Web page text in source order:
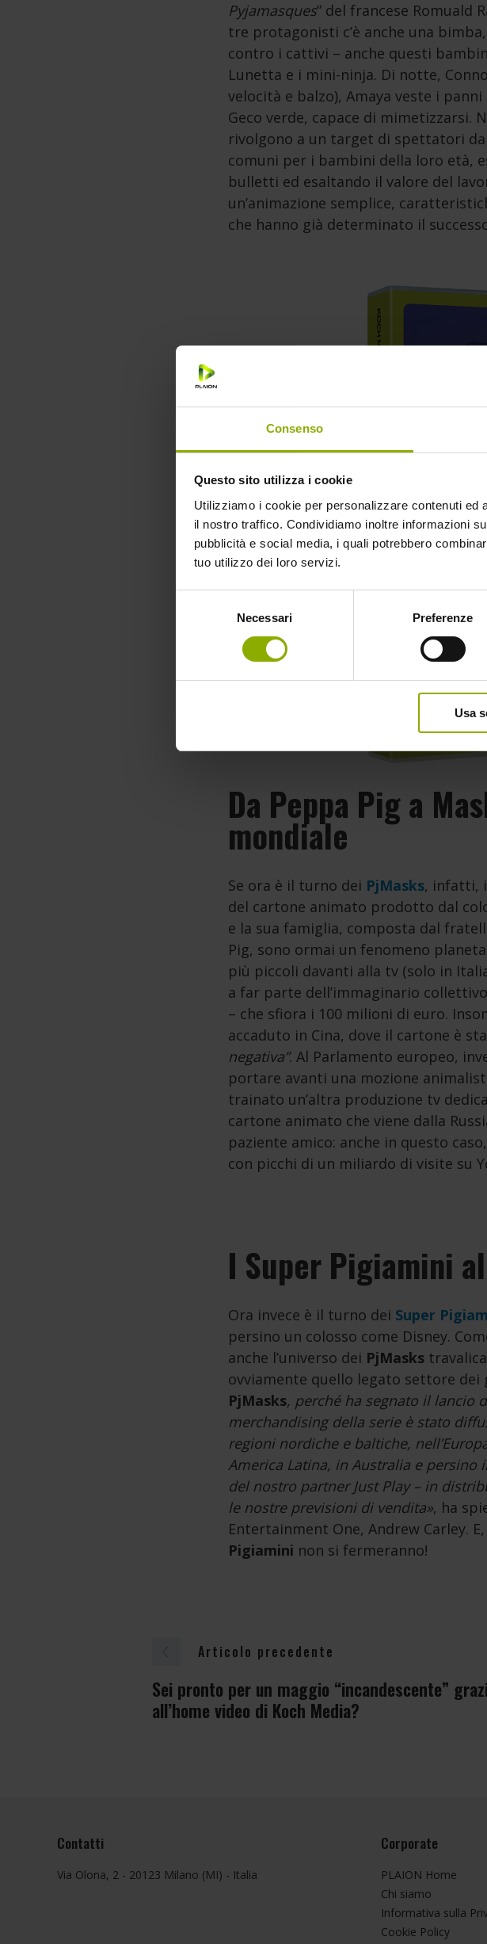
Consenso
Questo sito utilizza i cookie
Utilizziamo i cookie per personalizzare contenuti
il nostro traffico. Condividiamo inoltre informazioni
pubblicità e social media, i quali potrebbero
tuo utilizzo dei loro servizi.
Necessari Preferenze
Usa
Pyjamasques” del francese Romuald
tre protagonisti c’è anche una
contro i cattivi – anche questi
Lunetta e i mini-ninja. Di notte,
velocità e balzo), Amaya veste i
Geco verde, capace di mimetizzarsi.
rivolgono a un target di spettatori
comuni per i bambini della loro età,
bulletti ed esaltando il valore del
un’animazione semplice,
che hanno già determinato il
Da Peppa Pig a
mondiale
Se ora è il turno dei PjMasks, infatti,
del cartone animato prodotto dal
e la sua famiglia, composta dal
Pig, sono ormai un fenomeno
più piccoli davanti alla tv (solo in
a far parte dell’immaginario
– che sfiora i 100 milioni di euro.
accaduto in Cina, dove il cartone è
negativa”. Al Parlamento europeo,
portare avanti una mozione
trainato un’altra produzione tv
cartone animato che viene dalla
paziente amico: anche in questo
con picchi di un miliardo di visite su
I Super Pigiamini
Ora invece è il turno dei Super
persino un colosso come Disney.
anche l’universo dei PjMasks
ovviamente quello legato settore dei
PjMasks, perché ha segnato il
merchandising della serie è stato
regioni nordiche e baltiche,
America Latina, in Australia e
del nostro partner Just Play – in
le nostre previsioni di vendita», ha
Entertainment One, Andrew Carley.
Pigiamini non si fermeranno!
Articolo precedente
Sei pronto per un maggio “incandescente”
all’home video di Koch Media?
Contatti
Via Olona, 2 - 20123 Milano (MI) - Italia
Corporate
PLAION Home
Chi siamo
Informativa sulla
Cookie Policy